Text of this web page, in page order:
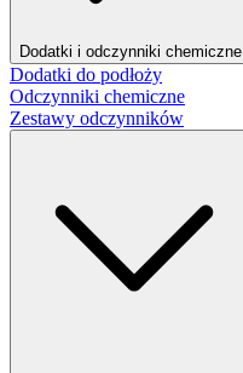
Dodatki i odczynniki chemiczne
Dodatki do podłoży
Odczynniki chemiczne
Zestawy odczynników